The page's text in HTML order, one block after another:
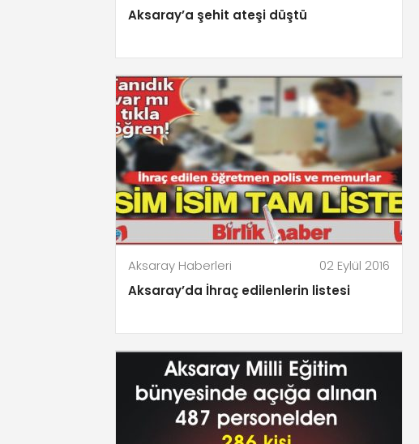
Aksaray’a şehit ateşi düştü
Aksaray Haberleri
02 Eylül 2016
Aksaray’da İhraç edilenlerin listesi